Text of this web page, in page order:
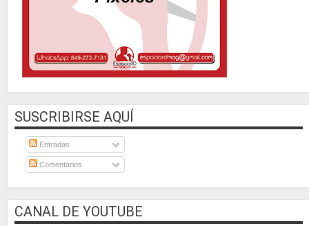
SUSCRIBIRSE AQUÍ
Entradas
Comentarios
CANAL DE YOUTUBE